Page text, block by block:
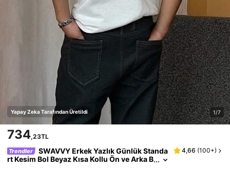
Yapay Zeka Tarafından Üretildi 1/7
734,23TL
Trendler
SWAVVY Erkek Yazlık Günlük Standa
rt Kesim Bol Beyaz Kısa Kollu Ön ve Arka B
4,66 (100+)